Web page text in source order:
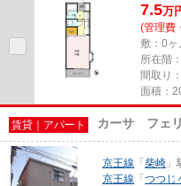
7.5万
(管理費
敷：0ヶ
所在階
間取り
面積：
賃貸｜アパート カーサ フェ
京王線 「 柴崎
京王線 「 つつじ